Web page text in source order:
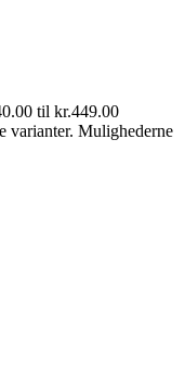
til kr.449.00
varianter. Mulighederne